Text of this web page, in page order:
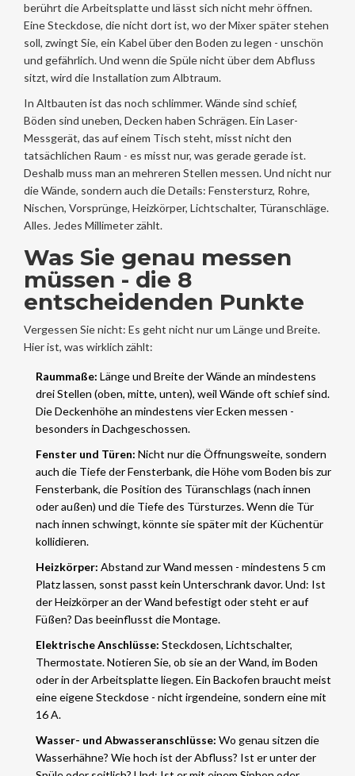
berührt die Arbeitsplatte und lässt sich nicht mehr öffnen.
Eine Steckdose, die nicht dort ist, wo der Mixer später stehen
soll, zwingt Sie, ein Kabel über den Boden zu legen - unschön
und gefährlich. Und wenn die Spüle nicht über dem Abfluss
sitzt, wird die Installation zum Albtraum.
In Altbauten ist das noch schlimmer. Wände sind schief,
Böden sind uneben, Decken haben Schrägen. Ein Laser-
Messgerät, das auf einem Tisch steht, misst nicht den
tatsächlichen Raum - es misst nur, was gerade gerade ist.
Deshalb muss man an mehreren Stellen messen. Und nicht nur
die Wände, sondern auch die Details: Fenstersturz, Rohre,
Nischen, Vorsprünge, Heizkörper, Lichtschalter, Türanschläge.
Alles. Jedes Millimeter zählt.
Was Sie genau messen
müssen - die 8
entscheidenden Punkte
Vergessen Sie nicht: Es geht nicht nur um Länge und Breite.
Hier ist, was wirklich zählt:
Raummaße: Länge und Breite der Wände an mindestens
drei Stellen (oben, mitte, unten), weil Wände oft schief sind.
Die Deckenhöhe an mindestens vier Ecken messen -
besonders in Dachgeschossen.
Fenster und Türen: Nicht nur die Öffnungsweite, sondern
auch die Tiefe der Fensterbank, die Höhe vom Boden bis zur
Fensterbank, die Position des Türanschlags (nach innen
oder außen) und die Tiefe des Türsturzes. Wenn die Tür
nach innen schwingt, könnte sie später mit der Küchentür
kollidieren.
Heizkörper: Abstand zur Wand messen - mindestens 5 cm
Platz lassen, sonst passt kein Unterschrank davor. Und: Ist
der Heizkörper an der Wand befestigt oder steht er auf
Füßen? Das beeinflusst die Montage.
Elektrische Anschlüsse: Steckdosen, Lichtschalter,
Thermostate. Notieren Sie, ob sie an der Wand, im Boden
oder in der Arbeitsplatte liegen. Ein Backofen braucht meist
eine eigene Steckdose - nicht irgendeine, sondern eine mit
16 A.
Wasser- und Abwasseranschlüsse: Wo genau sitzen die
Wasserhähne? Wie hoch ist der Abfluss? Ist er unter der